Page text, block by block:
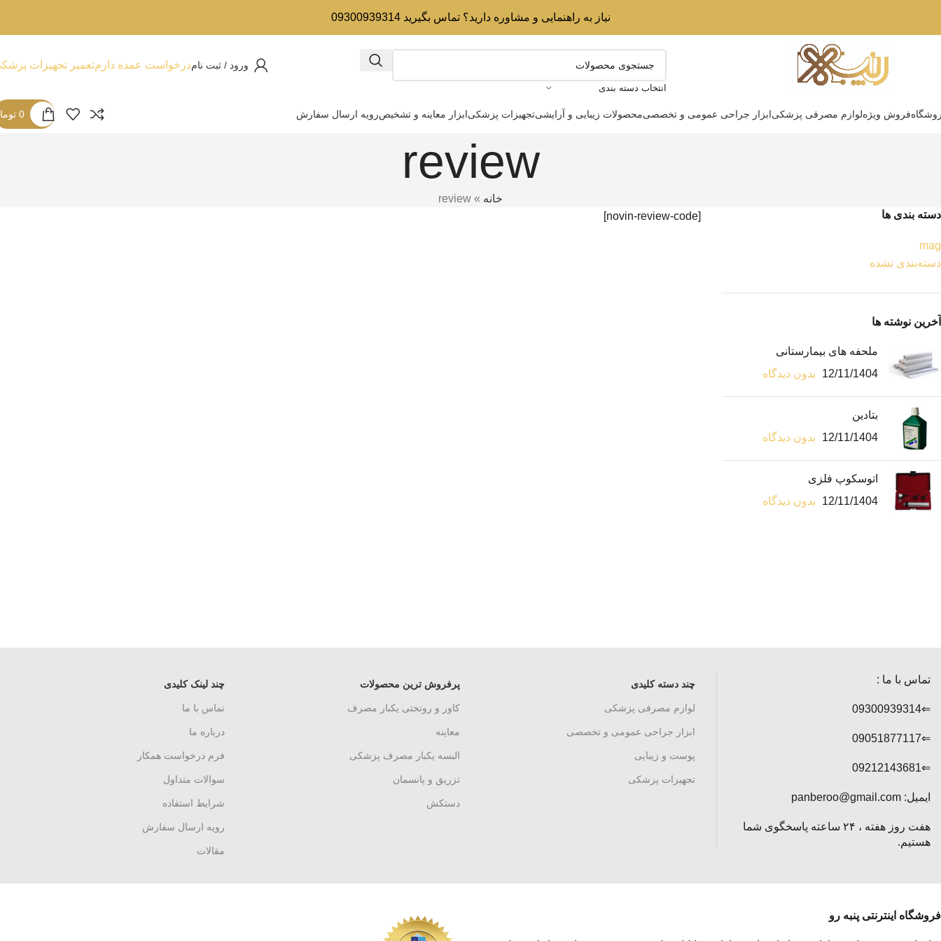
نیاز به راهنمایی و مشاوره دارید؟ تماس بگیرید 09300939314
انتخاب دسته بندی
ورود / ثبت نامدرخواست عمده دارمتعمیر تجهیزات
فروش ویژهلوازم مصرفی پزشکیابزار جراحی عمومی و تخصصیمحصولات زیبایی و آرایشیتجهیزات پزشکیابزار معاینه و تشخیصرویه ارسال سفارش 0
review
خانه »
review
دسته بندی ها
mag
دسته‌بندی نشده
آخرین نوشته ها
ملحفه های بیمارستانی
12/11/1404
بدون دیدگاه
بتادین
12/11/1404
بدون دیدگاه
اتوسکوپ فلزی
12/11/1404
بدون دیدگاه
[novin-review-code]
چند لینک کلیدی
تماس با ما
درباره ما
فرم درخواست همکار
سوالات متداول
شرایط استفاده
رویه ارسال سفارش
مقالات
پرفروش ترین محصولات
کاور و روتختی یکبار مصرف
معاینه
البسه یکبار مصرف پزشکی
تزریق و پانسمان
دستکش
چند دسته کلیدی
لوازم مصرفی پزشکی
ابزار جراحی عمومی و تخصصی
پوست و زیبایی
تجهیزات پزشکی
تماس با ما :
⇐09300939314
⇐09051877117
⇐09212143681
ایمیل: panberoo@gmail.com
هفت روز هفته ، ۲۴ ساعته پاسخگوی شما
هستیم.
فروشگاه اینترنتی پنبه رو